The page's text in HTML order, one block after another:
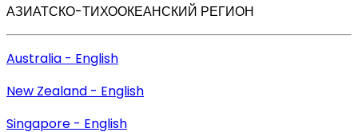
АЗИАТСКО-ТИХООКЕАНСКИЙ РЕГИОН
Australia - English
New Zealand - English
Singapore - English